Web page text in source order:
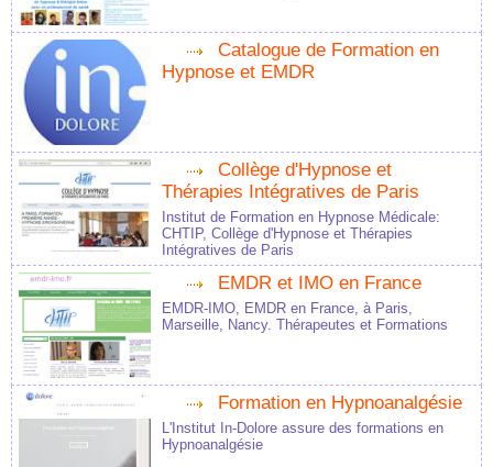
Catalogue de Formation en
Hypnose et EMDR
Collège d'Hypnose et
Thérapies Intégratives de Paris
Institut de Formation en Hypnose Médicale:
CHTIP, Collège d'Hypnose et Thérapies
Intégratives de Paris
EMDR et IMO en France
EMDR-IMO, EMDR en France, à Paris,
Marseille, Nancy. Thérapeutes et Formations
Formation en Hypnoanalgésie
L'Institut In-Dolore assure des formations en
Hypnoanalgésie